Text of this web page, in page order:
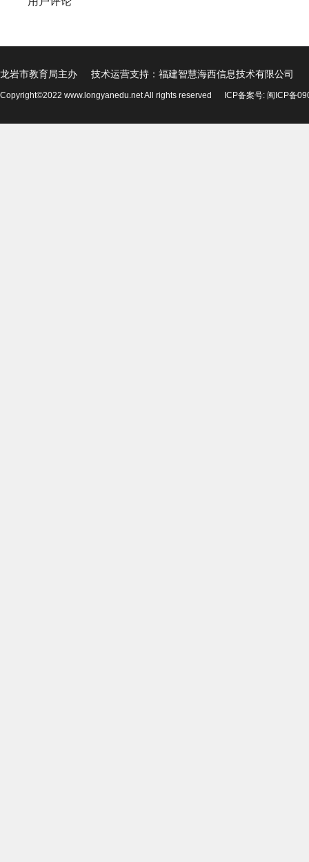
龙岩市教育局主办 技术运营支持：福建智慧海西信息技术有限公司
Copyright©2022 www.longyanedu.net All rights reserved ICP备案号: 闽ICP备